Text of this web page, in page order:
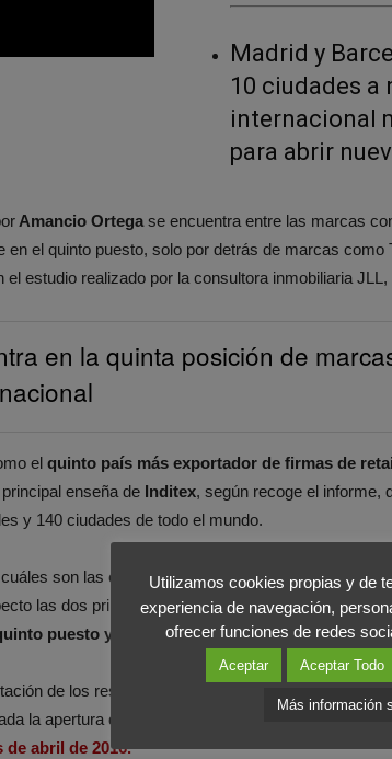
Madrid y
10 ciudades a
internacional
para abrir
Amancio Ortega se encuentra entre las marcas
en el quinto puesto, solo por detrás de marcas como
estudio realizado por la consultora inmobiliaria JLL,
en la quinta posición de
el quinto país más exportador de firmas de
enseña de Inditex, según recoge el informe,
y 140 ciudades de todo el mundo.
son las ciudades más atractivas donde abrir
las dos principales ciudades españolas también
puesto y Barcelona un octavo.
de los resultados anuales 2015, su presidente,
la apertura de
de abril de 2016.
Utilizamos cookies propias y de
experiencia de navegación,
ofrecer funciones de redes
Aceptar Aceptar Todo
Más información